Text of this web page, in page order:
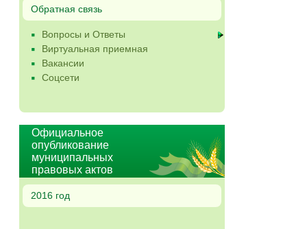
Обратная связь
Вопросы и Ответы
Виртуальная приемная
Вакансии
Соцсети
Официальное
опубликование
муниципальных
правовых актов
2016 год